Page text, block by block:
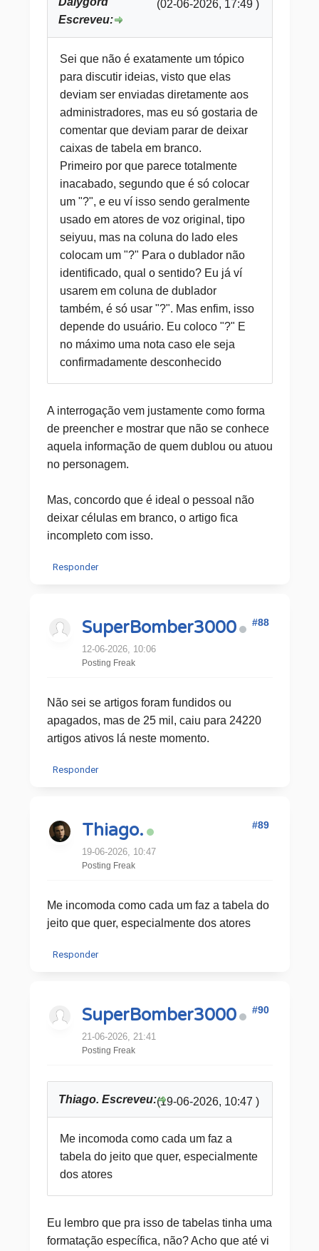
(02-06-2026, 17:49 )
Escreveu:
Sei que não é exatamente um tópico
para discutir ideias, visto que elas
deviam ser enviadas diretamente aos
administradores, mas eu só gostaria de
comentar que deviam parar de deixar
caixas de tabela em branco.
Primeiro por que parece totalmente
inacabado, segundo que é só colocar
um "?", e eu ví isso sendo geralmente
usado em atores de voz original, tipo
seiyuu, mas na coluna do lado eles
colocam um "?" Para o dublador não
identificado, qual o sentido? Eu já ví
usarem em coluna de dublador
também, é só usar "?". Mas enfim, isso
depende do usuário. Eu coloco "?" E
no máximo uma nota caso ele seja
confirmadamente desconhecido
A interrogação vem justamente como forma
de preencher e mostrar que não se conhece
aquela informação de quem dublou ou atuou
no personagem.
Mas, concordo que é ideal o pessoal não
deixar células em branco, o artigo fica
incompleto com isso.
Responder
SuperBomber3000
12-06-2026, 10:06
Posting Freak
#88
Não sei se artigos foram fundidos ou
apagados, mas de 25 mil, caiu para 24220
artigos ativos lá neste momento.
Responder
Thiago.
19-06-2026, 10:47
Posting Freak
#89
Me incomoda como cada um faz a tabela do
jeito que quer, especialmente dos atores
Responder
SuperBomber3000
21-06-2026, 21:41
Posting Freak
#90
(19-06-2026, 10:47 )
Thiago. Escreveu:
Me incomoda como cada um faz a
tabela do jeito que quer, especialmente
dos atores
Eu lembro que pra isso de tabelas tinha uma
formatação específica, não? Acho que até vi